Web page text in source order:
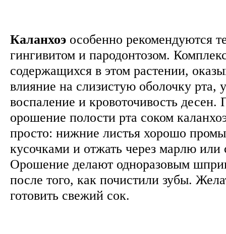
Каланхоэ особенно рекомендуются
гингивитом и пародонтозом.
содержащихся в этом растении,
влияние на слизистую оболочку рта,
воспаление и кровоточивость десен.
орошение полости рта соком
просто: нижние листья хорошо
кусочками и отжать через марлю
Орошение делают одноразовым
после того, как почистили зубы.
готовить свежий сок.